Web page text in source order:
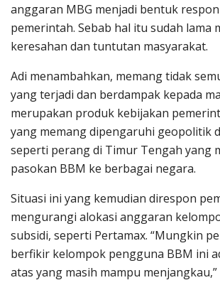
anggaran MBG menjadi bentuk
pemerintah. Sebab hal itu sudah lama
keresahan dan tuntutan masyarakat.
Adi menambahkan, memang tidak
yang terjadi dan berdampak kepada
merupakan produk kebijakan
yang memang dipengaruhi geopolitik
seperti perang di Timur Tengah yang
pasokan BBM ke berbagai negara.
Situasi ini yang kemudian direspon
mengurangi alokasi anggaran
subsidi, seperti Pertamax. “Mungkin
berfikir kelompok pengguna BBM ini
atas yang masih mampu menjangkau,”